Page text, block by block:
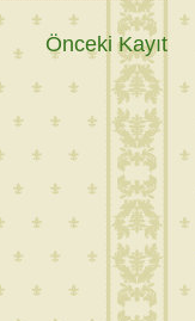
Önceki Kayıt